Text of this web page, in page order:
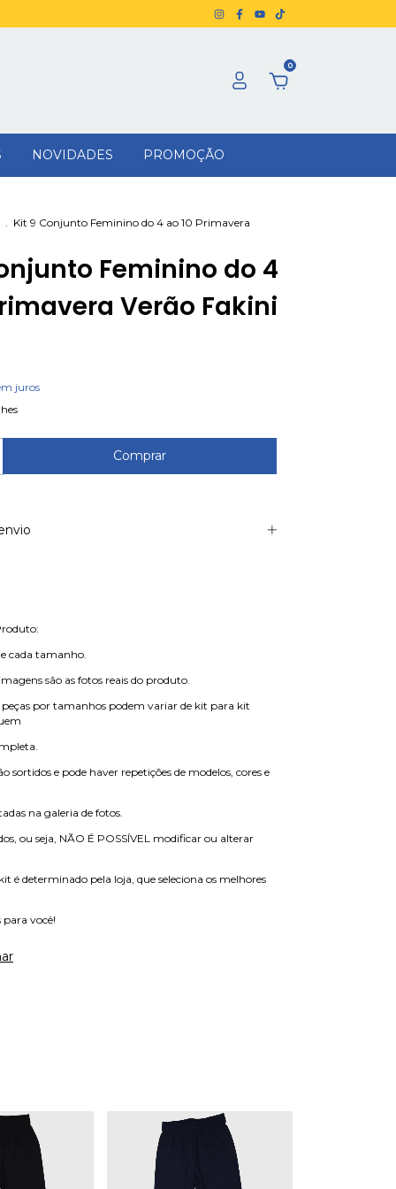
0
NOVIDADES PROMOÇÃO
. Kit 9 Conjunto Feminino do 4 ao 10 Primavera
Feminino do 4
Verão Fakini
juros
cada tamanho.
são as fotos reais do produto.
peças por tamanhos podem variar de kit para kit
sortidos e pode haver repetições de modelos, cores e
na galeria de fotos.
ou seja, NÃO É POSSÍVEL modificar ou alterar
é determinado pela loja, que seleciona os melhores
você!